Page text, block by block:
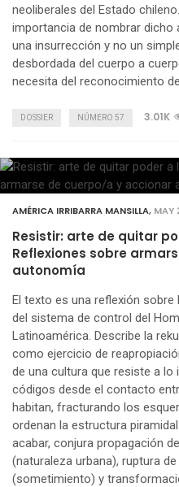
neoliberales del Estado
importancia de nombrar
una insurrección y no un
desbordada del cuerpo a
necesita del reconocimiento
DOSSIER NÚMERO 57 3.01K
AMÉRICA IRRIBARRA MANSILLA, MAY
Resistir: arte de quitar
Reflexiones sobre
autonomía
El texto es una reflexión
del sistema de control del
Latinoamérica. Describe la
como ejercicio de
de una cultura que resiste a
códigos desde el contacto
habitan, fracturando los
ordenan la estructura
acabar, conjura propagación
(naturaleza urbana), ruptura
(sometimiento) y